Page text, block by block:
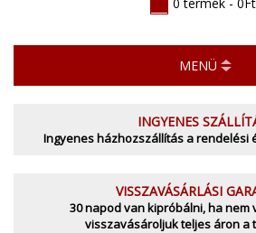
MENÜ
INGYENES
Ingyenes házhozszállítás a rendelési
VISSZAVÁSÁRLÁSI
30 napod van kipróbálni, ha nem
visszavásároljuk teljes áron a